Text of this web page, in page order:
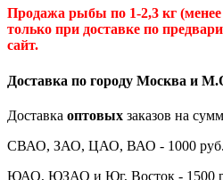
Продажа рыбы по 1-2,3 кг
только при доставке по
сайт.
Доставка по городу Москва и М.
Доставка оптовых заказов на
СВАО, ЗАО, ЦАО, ВАО - 1000 руб.
ЮАО, ЮЗАО и Юг, Восток - 1500